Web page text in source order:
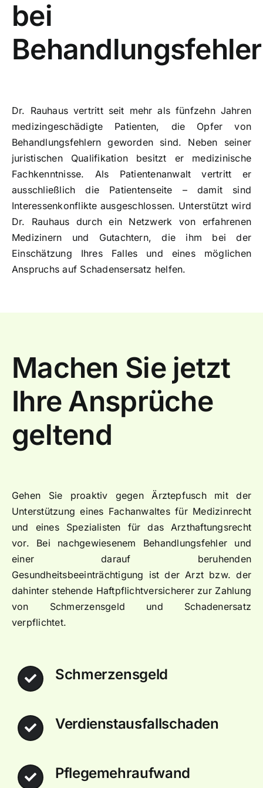
bei
Dr. Rauhaus vertritt seit mehr als fünfzehn Jahren
medizingeschädigte Patienten, die Opfer von
Behandlungsfehlern geworden sind. Neben seiner
juristischen Qualifikation besitzt er medizinische
Fachkenntnisse. Als Patientenanwalt vertritt er
ausschließlich die Patientenseite – damit sind
Interessenkonflikte ausgeschlossen. Unterstützt wird
Dr. Rauhaus durch ein Netzwerk von erfahrenen
Medizinern und Gutachtern, die ihm bei der
Einschätzung Ihres Falles und eines möglichen
Anspruchs auf Schadensersatz helfen.
Machen Sie jetzt
Ihre Ansprüche
geltend
Gehen Sie proaktiv gegen Ärztepfusch mit der
Unterstützung eines Fachanwaltes für Medizinrecht
und eines Spezialisten für das Arzthaftungsrecht
vor. Bei nachgewiesenem Behandlungsfehler und
einer darauf beruhenden
Gesundheitsbeeinträchtigung ist der Arzt bzw. der
dahinter stehende Haftpflichtversicherer zur Zahlung
von Schmerzensgeld und Schadenersatz
verpflichtet.
Schmerzensgeld
Verdienstausfallschaden
Pflegemehraufwand